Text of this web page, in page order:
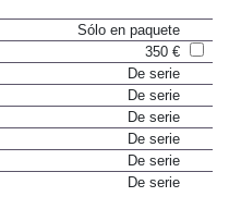
Sólo en paquete
350 €
De serie
De serie
De serie
De serie
De serie
De serie